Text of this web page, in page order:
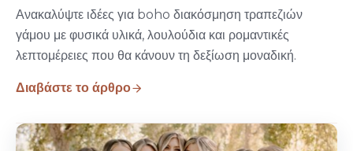
Ανακαλύψτε ιδέες για boho διακόσμηση τραπεζιών
γάμου με φυσικά υλικά, λουλούδια και ρομαντικές
λεπτομέρειες που θα κάνουν τη δεξίωση μοναδική.
Διαβάστε το άρθρο